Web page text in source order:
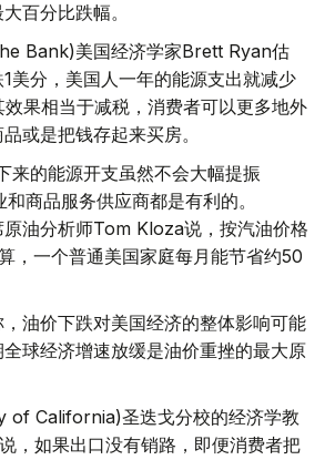
百分比跌幅。
Bank)美国经济学家Brett Ryan估
美分，美国人一年的能源支出就减少
果相当于减税，消费者可以更多地外
或是把钱存起来买房。
来的能源开支虽然不会大幅提振
商品服务供应商都是有利的。
油分析师Tom Kloza说，按汽油价格
，一个普通美国家庭每月能节省约50
油价下跌对美国经济的整体影响可能
球经济增速放缓是油价重挫的最大原
of California)圣迭戈分校的经济学教
，如果出口没有销路，即便消费者把